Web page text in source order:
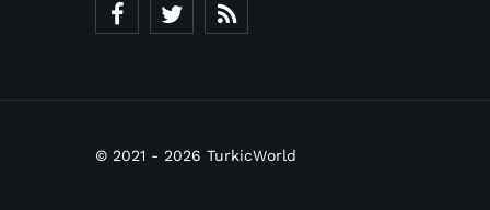
© 2021 - 2026 TurkicWorld